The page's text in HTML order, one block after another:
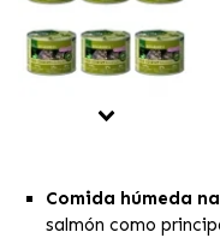
Comida húmeda
salmón como